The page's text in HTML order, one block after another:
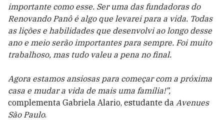
importante como esse. Ser uma das fundadoras do
Renovando Panô é algo que levarei para a vida. Todas
as lições e habilidades que desenvolvi ao longo desse
ano e meio serão importantes para sempre. Foi muito
trabalhoso, mas tudo valeu a pena no final.
Agora estamos ansiosas para começar com a próxima
casa e mudar a vida de mais uma família!”,
complementa Gabriela Alario, estudante da Avenues
São Paulo.